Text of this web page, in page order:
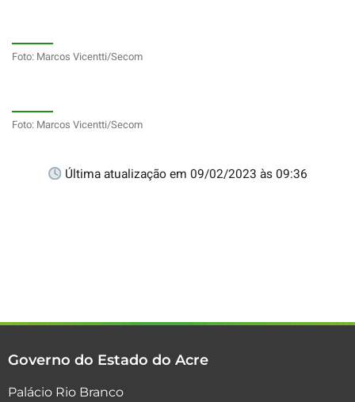
Foto: Marcos Vicentti/Secom
Foto: Marcos Vicentti/Secom
Última atualização em 09/02/2023 às 09:36
Governo do Estado do Acre
Palácio Rio Branco